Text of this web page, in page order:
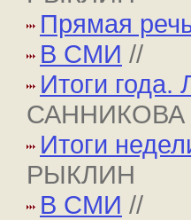
Прямая
В СМИ //
Итоги
САННИКОВА
Итоги
РЫКЛИН
В СМИ //